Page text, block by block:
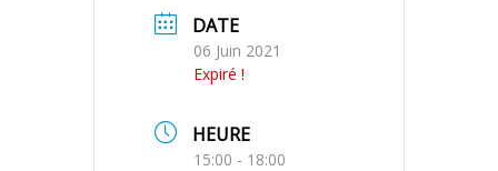
DATE
06 Juin 2021
Expiré !
HEURE
15:00 - 18:00